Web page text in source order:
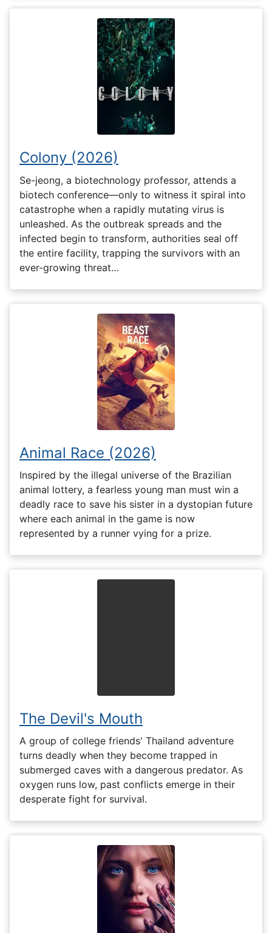
Colony (2026)
Se-jeong, a biotechnology professor, attends a
biotech conference—only to witness it spiral into
catastrophe when a rapidly mutating virus is
unleashed. As the outbreak spreads and the
infected begin to transform, authorities seal off
the entire facility, trapping the survivors with an
ever-growing threat…
Animal Race (2026)
Inspired by the illegal universe of the Brazilian
animal lottery, a fearless young man must win a
deadly race to save his sister in a dystopian future
where each animal in the game is now
represented by a runner vying for a prize.
The Devil's Mouth
A group of college friends' Thailand adventure
turns deadly when they become trapped in
submerged caves with a dangerous predator. As
oxygen runs low, past conflicts emerge in their
desperate fight for survival.